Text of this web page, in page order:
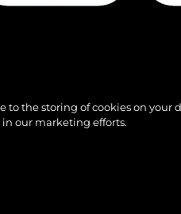
to the storing of cookies on your
in our marketing efforts.